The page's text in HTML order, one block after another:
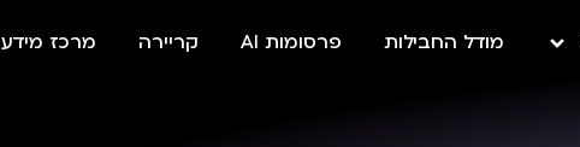
מודל החבילות פרסומות AI קריירה מרכז מידע